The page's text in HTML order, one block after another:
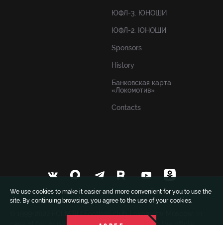
We use cookies to make it easier and more convenient for you to use the
site. By continuing browsing, you agree to the use of your cookies.
ЮФЛ-3. ЮНОШИ
ЮФЛ-2. ЮНОШИ
Sponsors
History
Банковская карта
«Локомотив»
Contacts
© 1999-2022 FCLM.RU Football club Lokomotiv Moscow. In